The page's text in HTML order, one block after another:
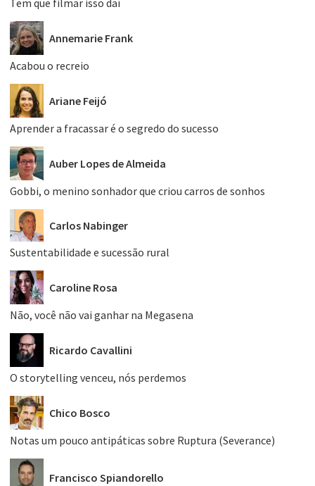
Tem que filmar isso daí
Annemarie Frank
Acabou o recreio
Ariane Feijó
Aprender a fracassar é o segredo do sucesso
Auber Lopes de Almeida
Gobbi, o menino sonhador que criou carros de sonhos
Carlos Nabinger
Sustentabilidade e sucessão rural
Caroline Rosa
Não, você não vai ganhar na Megasena
Ricardo Cavallini
O storytelling venceu, nós perdemos
Chico Bosco
Notas um pouco antipáticas sobre Ruptura (Severance)
Francisco Spiandorello